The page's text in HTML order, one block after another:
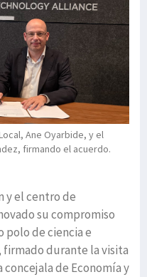
Ane Oyarbide, y el
firmando el acuerdo.
y el centro de
su compromiso
polo de ciencia e
firmado durante la visita
concejala de Economía y